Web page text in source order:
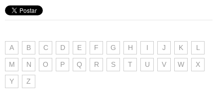
A B C D E F G H I J K L
M N O P Q R S T U V W X
Y Z